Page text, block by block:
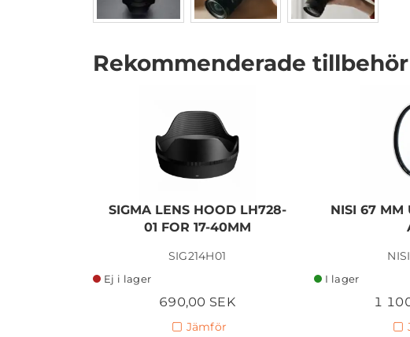
Rekommenderade tillbehör
SIGMA LENS HOOD LH728-
01 FOR 17-40MM
SIG214H01
Ej i lager
690,00 SEK
Jämför
NISI 67 MM
I lager
1